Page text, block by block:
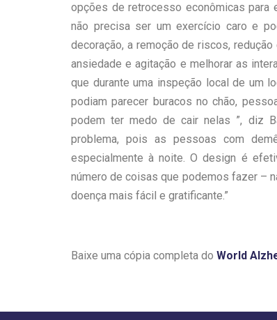
opções de retrocesso econômicas para
não precisa ser um exercício caro e
decoração, a remoção de riscos,
ansiedade e agitação e melhorar as
que durante uma inspeção local de um
podiam parecer buracos no chão,
podem ter medo de cair nelas ”, diz
problema, pois as pessoas com
especialmente à noite. O design é
número de coisas que podemos fazer –
doença mais fácil e gratificante.”
Baixe uma cópia completa do World